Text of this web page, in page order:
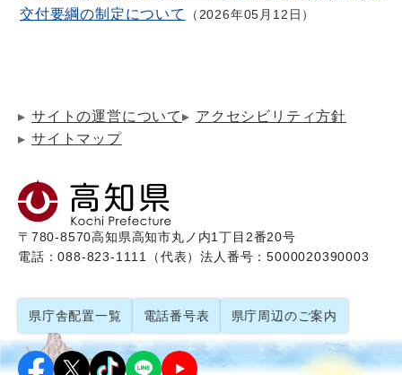
交付要綱の制定について
2026年05月12日
サイトの運営について
アクセシビリティ方針
サイトマップ
〒780-8570高知県高知市丸ノ内1丁目2番20号
電話：088-823-1111（代表）法人番号：5000020390003
県庁舎配置一覧 電話番号表 県庁周辺のご案内